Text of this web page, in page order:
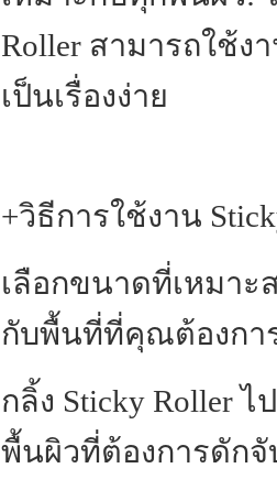
Roller สามารถใช้
เป็นเรื่องง่าย
+วิธีการใช้งาน
เลือกขนาดที่เหมาะ
กับพื้นที่ที่คุณต้องกา
กลิ้ง Sticky Roller
พื้นผิวที่ต้องการดักจั